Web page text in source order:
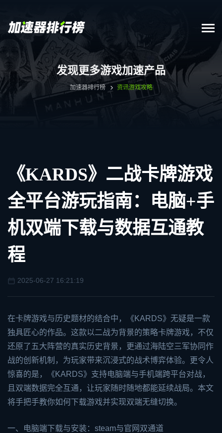
发现更多游戏加速产品
加速器排行榜 资讯游戏攻略
《KARDS》二战卡牌游戏
全平台游玩指南：电脑+手
机双端下载与数据互通教
程
2025-06-27 16:21:19
在卡牌游戏与历史题材的结合中，《KARDS》无疑是一款
独具匠心的作品。这款以二战为背景的策略卡牌游戏，不仅
还原了五大阵营的真实历史背景，更通过海陆空三军协同作
战的创新机制，为玩家带来沉浸式的战术博弈体验。更令人
惊喜的是，《KARDS》支持电脑端与手机端跨平台对战，
且双端数据完全互通，让玩家随时随地都能延续战局。本文
将手把手教你如何下载游戏并实现双端无缝切换。
一、电脑端下载与安装： steam与官网双通道